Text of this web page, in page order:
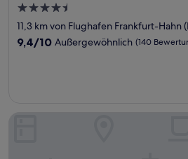
4.5-
Sterne-
Unterkunft
11,3 km von Flughafen Frankfurt-Hahn
9.4
9,4/10 Außergewöhnlich (140
JUFA Bernkastel Kues